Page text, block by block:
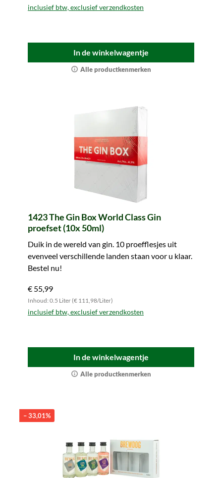
inclusief btw, exclusief verzendkosten
In de winkelwagentje
Alle productkenmerken
1423 The Gin Box World Class Gin
proefset (10x 50ml)
Duik in de wereld van gin. 10 proefflesjes uit
evenveel verschillende landen staan voor u klaar.
Bestel nu!
€ 55,99
Inhoud: 0.5 Liter (€ 111,98/Liter)
inclusief btw, exclusief verzendkosten
In de winkelwagentje
Alle productkenmerken
– 33,01%